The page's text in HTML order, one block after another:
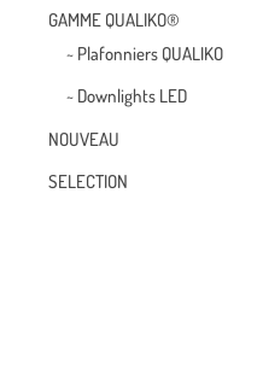
GAMME QUALIKO®
~ Plafonniers QUALIKO
~ Downlights LED
NOUVEAU
SELECTION